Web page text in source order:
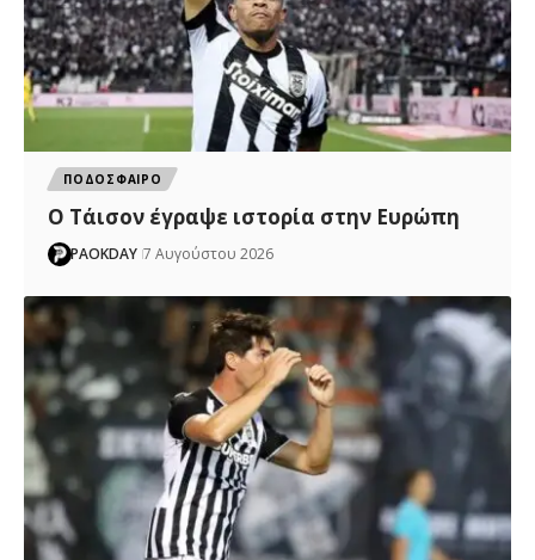
ΠΟΔΟΣΦΑΙΡΟ
Ο Τάισον έγραψε ιστορία στην Ευρώπη
PAOKDAY 7 Αυγούστου 2026